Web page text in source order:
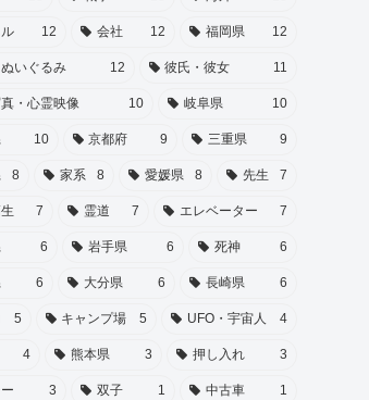
12 会社 12 福岡県 12
いぐるみ 12 彼氏・彼女 11
・心霊映像 10 岐阜県 10
10 京都府 9 三重県 9
8 家系 8 愛媛県 8 先生 7
7 霊道 7 エレベーター 7
6 岩手県 6 死神 6
6 大分県 6 長崎県 6
5 キャンプ場 5 UFO・宇宙人 4
4 熊本県 3 押し入れ 3
3 双子 1 中古車 1